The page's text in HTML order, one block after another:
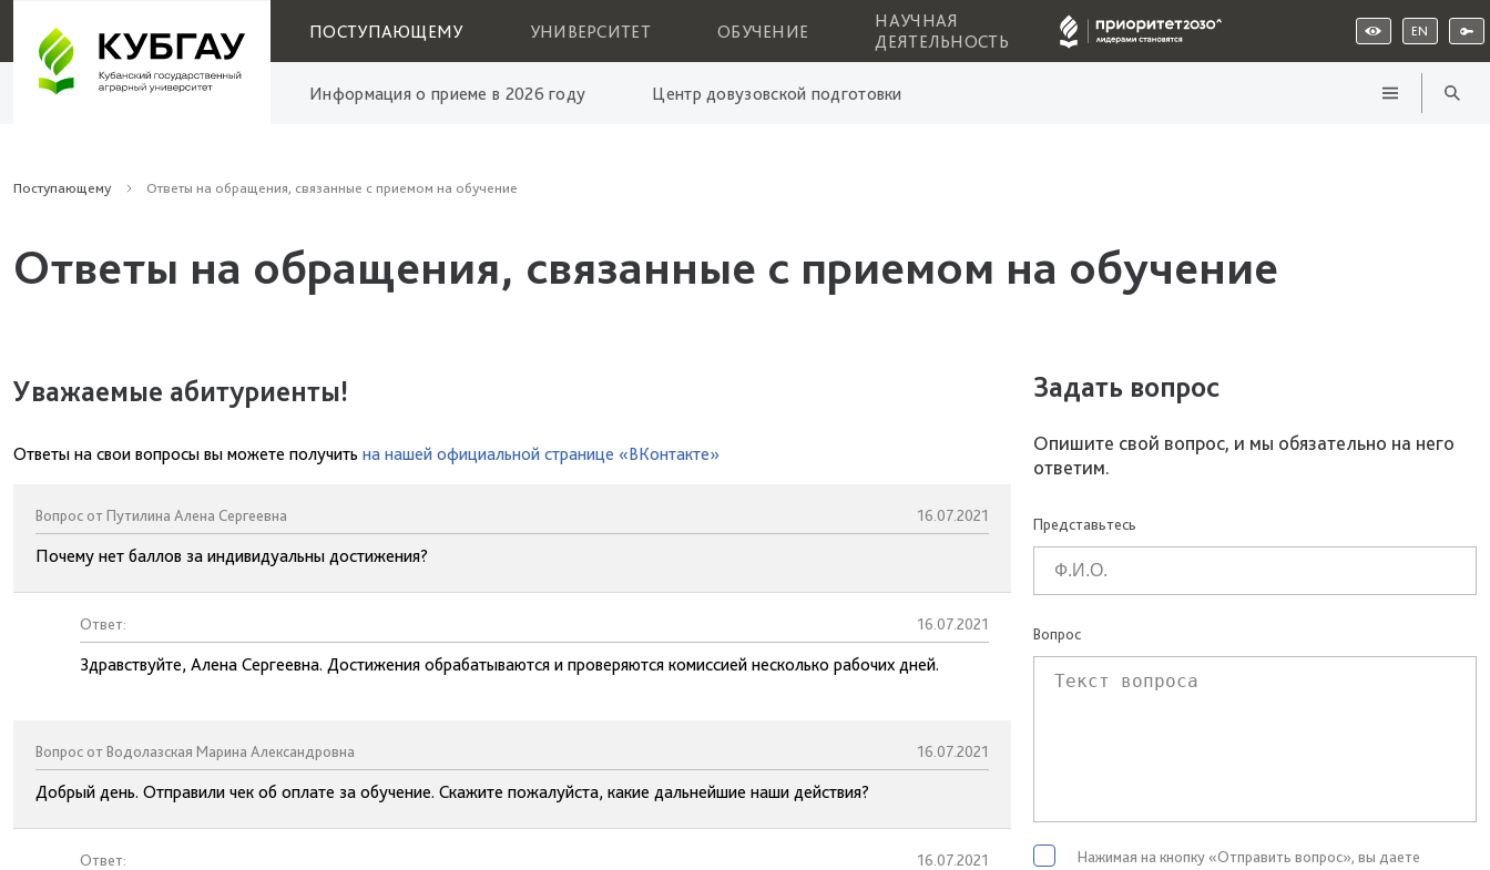
ПОСТУПАЮЩЕМУ УНИВЕРСИТЕТ ОБУЧЕНИЕ
НАУЧНАЯ
ДЕЯТЕЛЬНОСТЬ
EN
Информация о приеме в 2026 году Центр довузовской подготовки
Поступающему Ответы на обращения, связанные с приемом на обучение
Ответы на обращения, связанные с приемом на обучение
Уважаемые абитуриенты!
Ответы на свои вопросы вы можете получить на нашей официальной странице «ВКонтакте»
Вопрос от Путилина Алена Сергеевна 16.07.2021
Почему нет баллов за индивидуальны достижения?
Ответ: 16.07.2021
Здравствуйте, Алена Сергеевна. Достижения обрабатываются и проверяются комиссией несколько рабочих дней.
Вопрос от Водолазская Марина Александровна 16.07.2021
Добрый день. Отправили чек об оплате за обучение. Скажите пожалуйста, какие дальнейшие наши действия?
Ответ: 16.07.2021
Задать вопрос
Опишите свой вопрос, и мы обязательно на него
ответим.
Представьтесь
Вопрос
Нажимая на кнопку «Отправить вопрос», вы даете